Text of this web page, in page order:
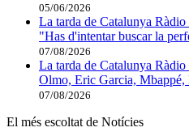
05/06/2026
La tarda de Catalunya
"Has d'intentar buscar la
07/08/2026
La tarda de Catalunya
Olmo, Eric Garcia,
07/08/2026
El més escoltat de Notícies